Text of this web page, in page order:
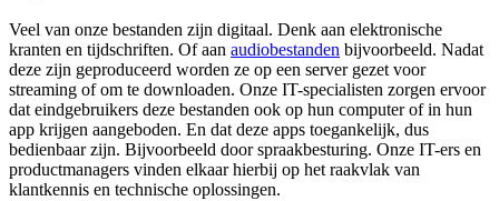
Veel van onze bestanden zijn digitaal. Denk aan elektronische
kranten en tijdschriften. Of aan audiobestanden bijvoorbeeld. Nadat
deze zijn geproduceerd worden ze op een server gezet voor
streaming of om te downloaden. Onze IT-specialisten zorgen ervoor
dat eindgebruikers deze bestanden ook op hun computer of in hun
app krijgen aangeboden. En dat deze apps toegankelijk, dus
bedienbaar zijn. Bijvoorbeeld door spraakbesturing. Onze IT-ers en
productmanagers vinden elkaar hierbij op het raakvlak van
klantkennis en technische oplossingen.